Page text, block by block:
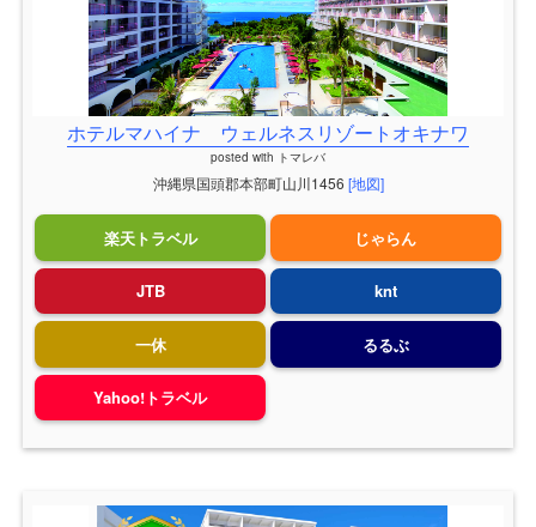
ホテルマハイナ ウェルネスリゾートオキナワ
posted with トマレバ
沖縄県国頭郡本部町山川1456 [地図]
楽天トラベル じゃらん
JTB knt
一休 るるぶ
Yahoo!トラベル